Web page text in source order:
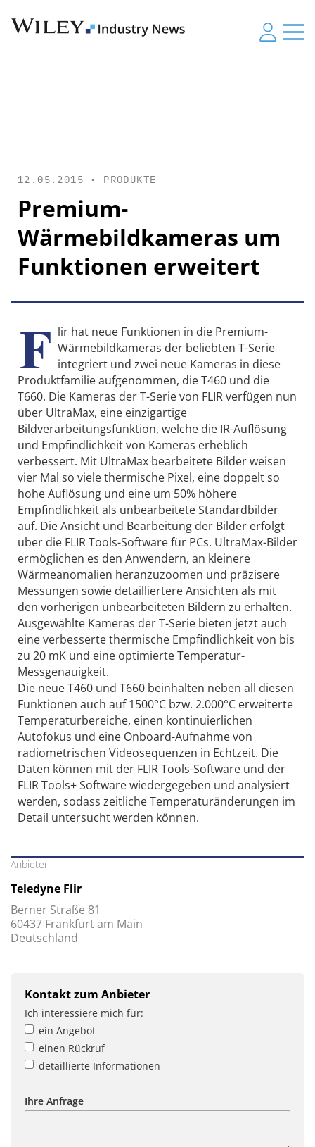
12.05.2015 • PRODUKTE
Premium-
Wärmebildkameras um
Funktionen erweitert
F lir hat neue Funktionen in die Premium-
Wärmebildkameras der beliebten T-Serie
integriert und zwei neue Kameras in diese
Produktfamilie aufgenommen, die T460 und die
T660. Die Kameras der T-Serie von FLIR verfügen nun
über UltraMax, eine einzigartige
Bildverarbeitungsfunktion, welche die IR-Auflösung
und Empfindlichkeit von Kameras erheblich
verbessert. Mit UltraMax bearbeitete Bilder weisen
vier Mal so viele thermische Pixel, eine doppelt so
hohe Auflösung und eine um 50% höhere
Empfindlichkeit als unbearbeitete Standardbilder
auf. Die Ansicht und Bearbeitung der Bilder erfolgt
über die FLIR Tools-Software für PCs. UltraMax-Bilder
ermöglichen es den Anwendern, an kleinere
Wärmeanomalien heranzuzoomen und präzisere
Messungen sowie detailliertere Ansichten als mit
den vorherigen unbearbeiteten Bildern zu erhalten.
Ausgewählte Kameras der T-Serie bieten jetzt auch
eine verbesserte thermische Empfindlichkeit von bis
zu 20 mK und eine optimierte Temperatur-
Messgenauigkeit.
Die neue T460 und T660 beinhalten neben all diesen
Funktionen auch auf 1500°C bzw. 2.000°C erweiterte
Temperaturbereiche, einen kontinuierlichen
Autofokus und eine Onboard-Aufnahme von
radiometrischen Videosequenzen in Echtzeit. Die
Daten können mit der FLIR Tools-Software und der
FLIR Tools+ Software wiedergegeben und analysiert
werden, sodass zeitliche Temperaturänderungen im
Detail untersucht werden können.
Anbieter
Teledyne Flir
Berner Straße 81
60437 Frankfurt am Main
Deutschland
Kontakt zum Anbieter
Ich interessiere mich für:
ein Angebot
einen Rückruf
detaillierte Informationen
Ihre Anfrage